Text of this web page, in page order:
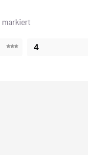
markiert
4